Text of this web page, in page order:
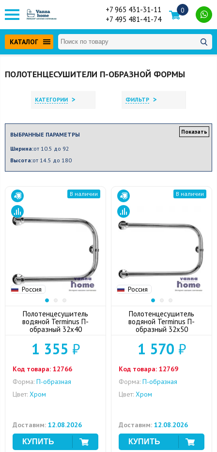
+7 965 431-31-11
+7 495 481-41-74
0
КАТАЛОГ
ПОЛОТЕНЦЕСУШИТЕЛИ П-ОБРАЗНОЙ ФОРМЫ
КАТЕГОРИИ > ФИЛЬТР >
ВЫБРАННЫЕ ПАРАМЕТРЫ Показать
Ширина:от 10.5 до 92
Высота:от 14.5 до 180
Россия
В наличии
Полотенцесушитель
водяной Terminus П-
образный 32x40
1 355 ₽
Код товара: 12766
Форма: П-образная
Цвет: Хром
Доставим: 12.08.2026
Россия
В наличии
Полотенцесушитель
водяной Terminus П-
образный 32x50
1 570 ₽
Код товара: 12769
Форма: П-образная
Цвет: Хром
Доставим: 12.08.2026